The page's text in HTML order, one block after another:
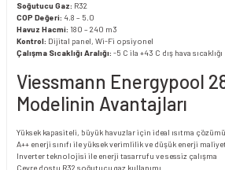
Soğutucu Gaz: R32
COP Değeri: 4.8 – 5.0
Havuz Hacmi: 180 – 240 m3
Kontrol: Dijital panel, Wi-Fi opsiyonel
Çalışma Sıcaklığı Aralığı: -5 C ila +43 C dış hava sıcaklığı
Viessmann Energypool
Modelinin Avantajları
Yüksek kapasiteli, büyük havuzlar için ideal ısıtma çözümü
A++ enerji sınıfı ile yüksek verimlilik ve düşük enerji
Inverter teknolojisi ile enerji tasarrufu ve sessiz çalışma
Çevre dostu R32 soğutucu gaz kullanımı